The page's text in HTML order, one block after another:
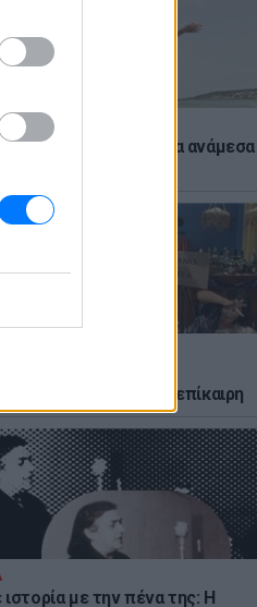
αποφύγεις το σύγκαμα ανάμεσα
και παραμένει επίκαιρη
με την πένα της: Η